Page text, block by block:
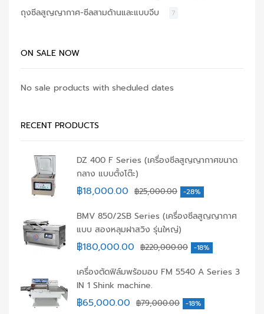
ถุงซีลสูญญากาศ-ซีลสามด้านและแบบจีบ 7
ON SALE NOW
No sale products with sheduled dates
RECENT PRODUCTS
DZ 400 F Series (เครื่องซีลสูญญากาศขนาด
กลาง แบบตั้งโต๊ะ)
฿25,000.00
฿18,000.00 -28%
BMV 850/2SB Series (เครื่องซีลสูญญากาศ
แบบ สองหลุมฝาสวิง รุ่นใหญ่)
฿220,000.00
฿180,000.00 -18%
เครื่องตัดฟิล์มพร้อมอบ FM 5540 A Series 3
IN 1 Shink machine.
฿79,000.00
฿65,000.00 -18%